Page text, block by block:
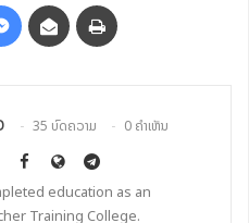
ໂລຊີການສື່ສານຂໍ້ມູນຂ່າວສານ
Lao Cyber Security
2022 ຜົນການແຂ່ງຂັນແມ່ນນັກ
ສານຂໍ້ມູນຂ່າວສານ ຂອງພວກເຮົາ
ກການແຂ່ງຂັນຮອບຊິງຊະນະເລີດ
ສະແດງຄວາມຊົມເຊີຍ ແລະ ດີໃຈ
35 ບົດຄວາມ 0 ຄຳເຫັນ
education as an
Training College.